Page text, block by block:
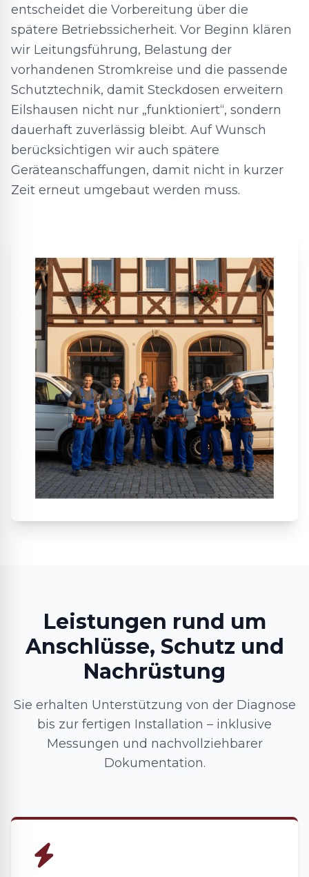
entscheidet die Vorbereitung über die
spätere Betriebssicherheit. Vor Beginn klären
wir Leitungsführung, Belastung der
vorhandenen Stromkreise und die passende
Schutztechnik, damit Steckdosen erweitern
Eilshausen nicht nur „funktioniert“, sondern
dauerhaft zuverlässig bleibt. Auf Wunsch
berücksichtigen wir auch spätere
Geräteanschaffungen, damit nicht in kurzer
Zeit erneut umgebaut werden muss.
Leistungen rund um
Anschlüsse, Schutz und
Nachrüstung
Sie erhalten Unterstützung von der Diagnose
bis zur fertigen Installation – inklusive
Messungen und nachvollziehbarer
Dokumentation.